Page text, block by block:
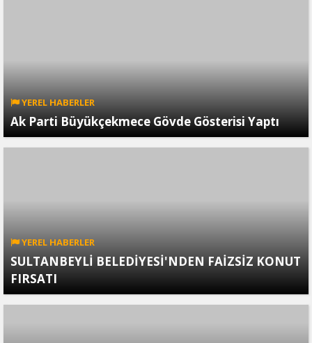
YEREL HABERLER
Ak Parti Büyükçekmece Gövde Gösterisi Yaptı
YEREL HABERLER
SULTANBEYLİ BELEDİYESİ'NDEN FAİZSİZ KONUT
FIRSATI